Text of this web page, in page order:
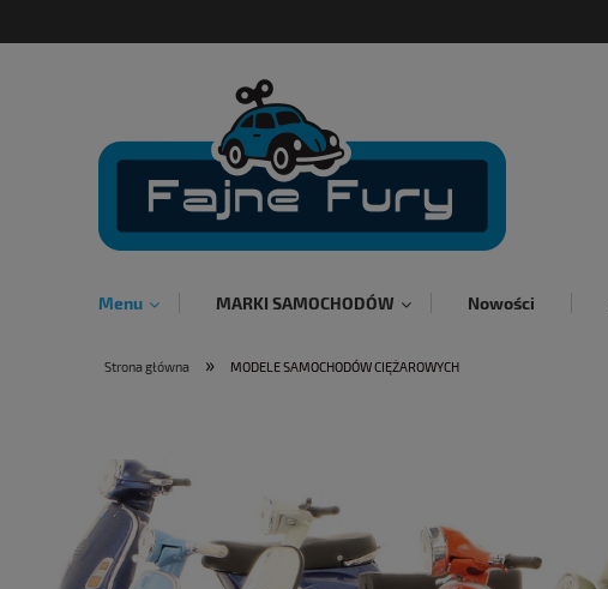
Menu MARKI SAMOCHODÓW Nowości
Strona główna » MODELE SAMOCHODÓW CIĘŻAROWYCH